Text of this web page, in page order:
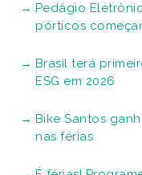
Pedágio
pórticos
Brasil terá
ESG em 2026
Bike Santos
nas férias